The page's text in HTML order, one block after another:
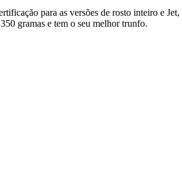
para as versões de rosto inteiro e
gramas e tem o seu melhor trunfo.